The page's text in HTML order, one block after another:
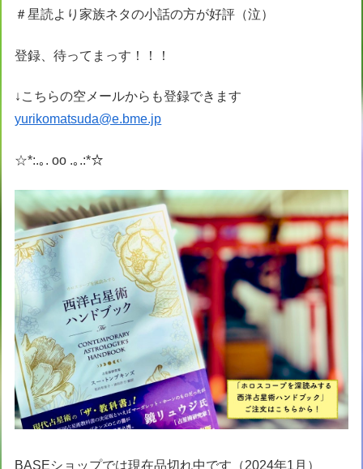
＃星読より家族ネタの小話の方が好評（泣）
登録、待ってまっす！！！
↓こちらの空メールからも登録できます
yurikomatsuda@e.bme.jp
☆*:.｡. oo .｡.:*☆
BASEショップでは現在品切れ中です（2024年1月）